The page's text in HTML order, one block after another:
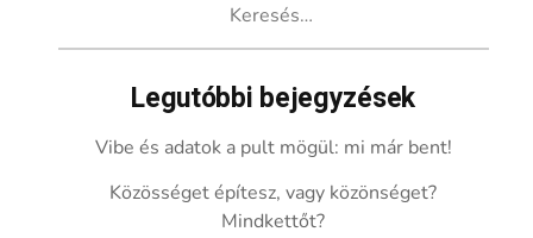
Legutóbbi bejegyzések
Vibe és adatok a pult mögül: mi már bent!
Közösséget építesz, vagy közönséget?
Mindkettőt?